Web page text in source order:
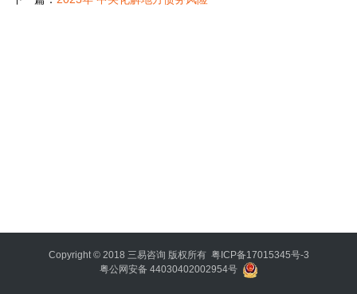
器
要
Copyright © 2018 三易咨询 版权所有 粤ICP备17015345号-3
粤公网安备 44030402002954号